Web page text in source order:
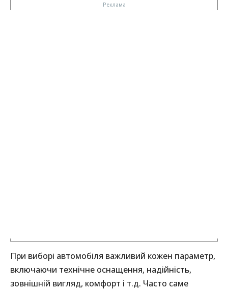
При виборі автомобіля важливий кожен параметр,
включаючи технічне оснащення, надійність,
зовнішній вигляд, комфорт і т.д. Часто саме